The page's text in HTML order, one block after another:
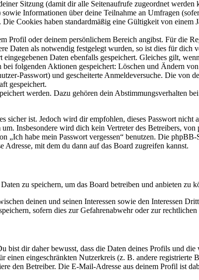
Sitzung (damit dir alle Seitenaufrufe zugeordnet
Informationen über deine Teilnahme an Umfragen
Cookies haben standardmäßig eine Gültigkeit von
Profil oder deinem persönlichem Bereich angibst. Für die
Daten als notwendig festgelegt wurden, so ist dies für dich
Daten ebenfalls gespeichert. Gleiches gilt,
folgenden Aktionen gespeichert: Löschen und Ändern
Passwort) und gescheiterte Anmeldeversuche. Die von
gespeichert.
werden. Dazu gehören dein Abstimmungsverhalten
sicher ist. Jedoch wird dir empfohlen, dieses Passwort
Insbesondere wird dich kein Vertreter des Betreibers,
„Ich habe mein Passwort vergessen“ benutzen. Die
Adresse, mit dem du dann auf das Board zugreifen kannst.
zu speichern, um das Board betreiben und anbieten zu
deinen und seinen Interessen sowie den Interessen
sofern dies zur Gefahrenabwehr oder zur
bist dir daher bewusst, dass die Daten deines Profils und
eingeschränkten Nutzerkreis (z. B. andere registrierte
den Betreiber. Die E-Mail-Adresse aus deinem Profil ist